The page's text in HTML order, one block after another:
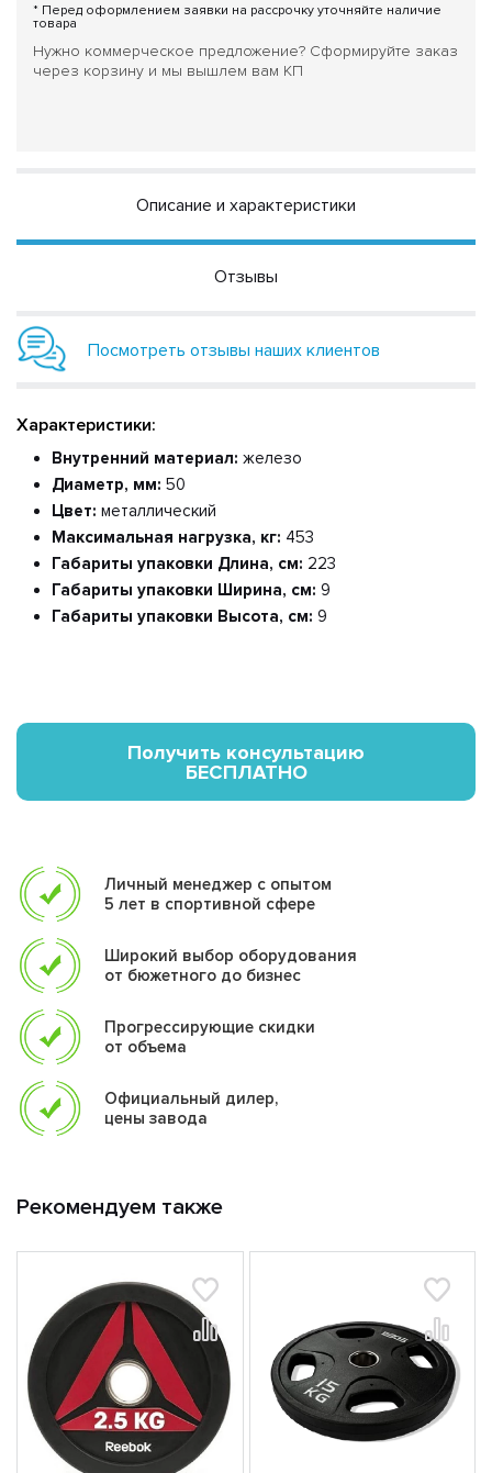
* Перед оформлением заявки на рассрочку уточняйте наличие
товара
Нужно коммерческое предложение? Сформируйте заказ
через корзину и мы вышлем вам КП
Описание и характеристики
Отзывы
Посмотреть отзывы наших клиентов
Характеристики:
Внутренний материал: железо
Диаметр, мм: 50
Цвет: металлический
Максимальная нагрузка, кг: 453
Габариты упаковки Длина, см: 223
Габариты упаковки Ширина, см: 9
Габариты упаковки Высота, см: 9
Получить консультацию
БЕСПЛАТНО
Личный менеджер с опытом
5 лет в спортивной сфере
Широкий выбор оборудования
от бюжетного до бизнес
Прогрессирующие скидки
от объема
Официальный дилер,
цены завода
Рекомендуем также